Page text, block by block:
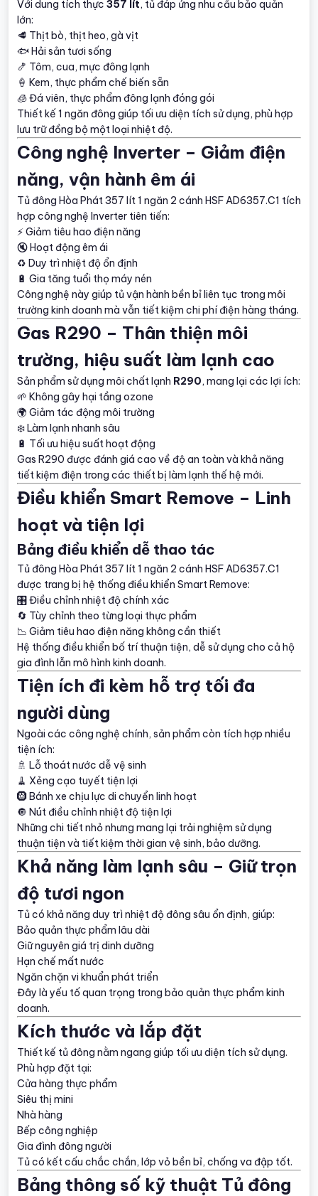
Với dung tích thực 357 lít, tủ đáp ứng nhu cầu bảo quản
lớn:
🥩 Thịt bò, thịt heo, gà vịt
🐟 Hải sản tươi sống
🍤 Tôm, cua, mực đông lạnh
🍦 Kem, thực phẩm chế biến sẵn
🧊 Đá viên, thực phẩm đông lạnh đóng gói
Thiết kế 1 ngăn đông giúp tối ưu diện tích sử dụng, phù hợp
lưu trữ đồng bộ một loại nhiệt độ.
Công nghệ Inverter – Giảm điện
năng, vận hành êm ái
Tủ đông Hòa Phát 357 lít 1 ngăn 2 cánh HSF AD6357.C1 tích
hợp công nghệ Inverter tiên tiến:
⚡ Giảm tiêu hao điện năng
🔇 Hoạt động êm ái
♻️ Duy trì nhiệt độ ổn định
🔋 Gia tăng tuổi thọ máy nén
Công nghệ này giúp tủ vận hành bền bỉ liên tục trong môi
trường kinh doanh mà vẫn tiết kiệm chi phí điện hàng tháng.
Gas R290 – Thân thiện môi
trường, hiệu suất làm lạnh cao
Sản phẩm sử dụng môi chất lạnh R290, mang lại các lợi ích:
🌱 Không gây hại tầng ozone
🌍 Giảm tác động môi trường
❄️ Làm lạnh nhanh sâu
🔋 Tối ưu hiệu suất hoạt động
Gas R290 được đánh giá cao về độ an toàn và khả năng
tiết kiệm điện trong các thiết bị làm lạnh thế hệ mới.
Điều khiển Smart Remove – Linh
hoạt và tiện lợi
Bảng điều khiển dễ thao tác
Tủ đông Hòa Phát 357 lít 1 ngăn 2 cánh HSF AD6357.C1
được trang bị hệ thống điều khiển Smart Remove:
🎛️ Điều chỉnh nhiệt độ chính xác
🔄 Tùy chỉnh theo từng loại thực phẩm
📉 Giảm tiêu hao điện năng không cần thiết
Hệ thống điều khiển bố trí thuận tiện, dễ sử dụng cho cả hộ
gia đình lẫn mô hình kinh doanh.
Tiện ích đi kèm hỗ trợ tối đa
người dùng
Ngoài các công nghệ chính, sản phẩm còn tích hợp nhiều
tiện ích:
🚿 Lỗ thoát nước dễ vệ sinh
🧹 Xẻng cạo tuyết tiện lợi
🛞 Bánh xe chịu lực di chuyển linh hoạt
🔘 Nút điều chỉnh nhiệt độ tiện lợi
Những chi tiết nhỏ nhưng mang lại trải nghiệm sử dụng
thuận tiện và tiết kiệm thời gian vệ sinh, bảo dưỡng.
Khả năng làm lạnh sâu – Giữ trọn
độ tươi ngon
Tủ có khả năng duy trì nhiệt độ đông sâu ổn định, giúp:
Bảo quản thực phẩm lâu dài
Giữ nguyên giá trị dinh dưỡng
Hạn chế mất nước
Ngăn chặn vi khuẩn phát triển
Đây là yếu tố quan trọng trong bảo quản thực phẩm kinh
doanh.
Kích thước và lắp đặt
Thiết kế tủ đông nằm ngang giúp tối ưu diện tích sử dụng.
Phù hợp đặt tại:
Cửa hàng thực phẩm
Siêu thị mini
Nhà hàng
Bếp công nghiệp
Gia đình đông người
Tủ có kết cấu chắc chắn, lớp vỏ bền bỉ, chống va đập tốt.
Bảng thông số kỹ thuật Tủ đông